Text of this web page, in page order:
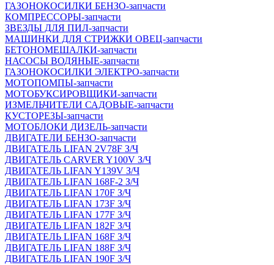
ГАЗОНОКОСИЛКИ БЕНЗО-запчасти
КОМПРЕССОРЫ-запчасти
ЗВЕЗДЫ ДЛЯ ПИЛ-запчасти
МАШИНКИ ДЛЯ СТРИЖКИ ОВЕЦ-запчасти
БЕТОНОМЕШАЛКИ-запчасти
НАСОСЫ ВОДЯНЫЕ-запчасти
ГАЗОНОКОСИЛКИ ЭЛЕКТРО-запчасти
МОТОПОМПЫ-запчасти
МОТОБУКСИРОВЩИКИ-запчасти
ИЗМЕЛЬЧИТЕЛИ САДОВЫЕ-запчасти
КУСТОРЕЗЫ-запчасти
МОТОБЛОКИ ДИЗЕЛЬ-запчасти
ДВИГАТЕЛИ БЕНЗО-запчасти
ДВИГАТЕЛЬ LIFAN 2V78F З/Ч
ДВИГАТЕЛЬ CARVER Y100V З/Ч
ДВИГАТЕЛЬ LIFAN Y139V З/Ч
ДВИГАТЕЛЬ LIFAN 168F-2 З/Ч
ДВИГАТЕЛЬ LIFAN 170F З/Ч
ДВИГАТЕЛЬ LIFAN 173F З/Ч
ДВИГАТЕЛЬ LIFAN 177F З/Ч
ДВИГАТЕЛЬ LIFAN 182F З/Ч
ДВИГАТЕЛЬ LIFAN 168F З/Ч
ДВИГАТЕЛЬ LIFAN 188F З/Ч
ДВИГАТЕЛЬ LIFAN 190F З/Ч